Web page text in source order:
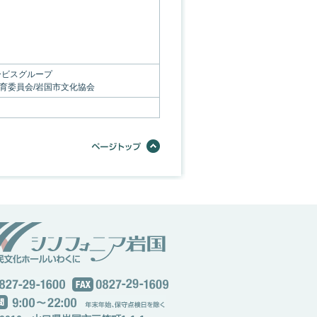
スグループ
委員会/岩国市文化協会